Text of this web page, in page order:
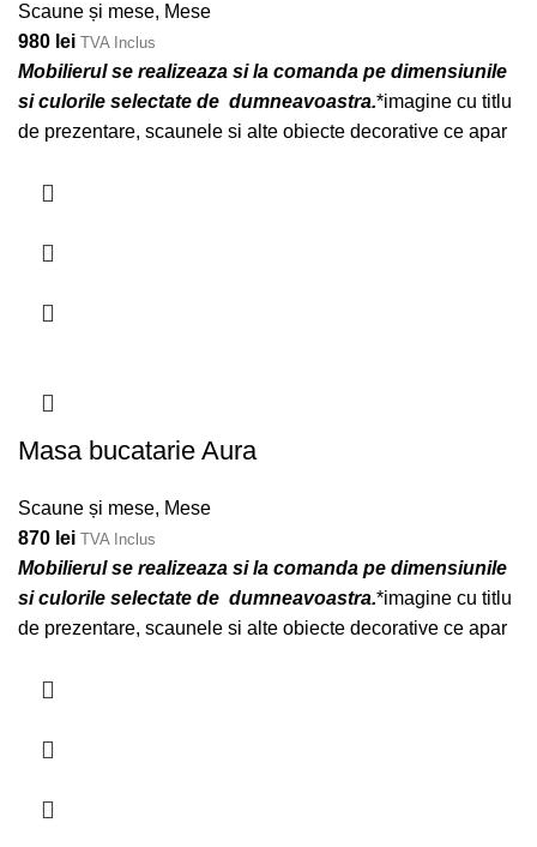
Scaune și mese, Mese
980 lei TVA Inclus
Mobilierul se realizeaza si la comanda pe dimensiunile
si culorile selectate de dumneavoastra.*imagine cu titlu
de prezentare, scaunele si alte obiecte decorative ce apar
Masa bucatarie Aura
Scaune și mese, Mese
870 lei TVA Inclus
Mobilierul se realizeaza si la comanda pe dimensiunile
si culorile selectate de dumneavoastra.*imagine cu titlu
de prezentare, scaunele si alte obiecte decorative ce apar